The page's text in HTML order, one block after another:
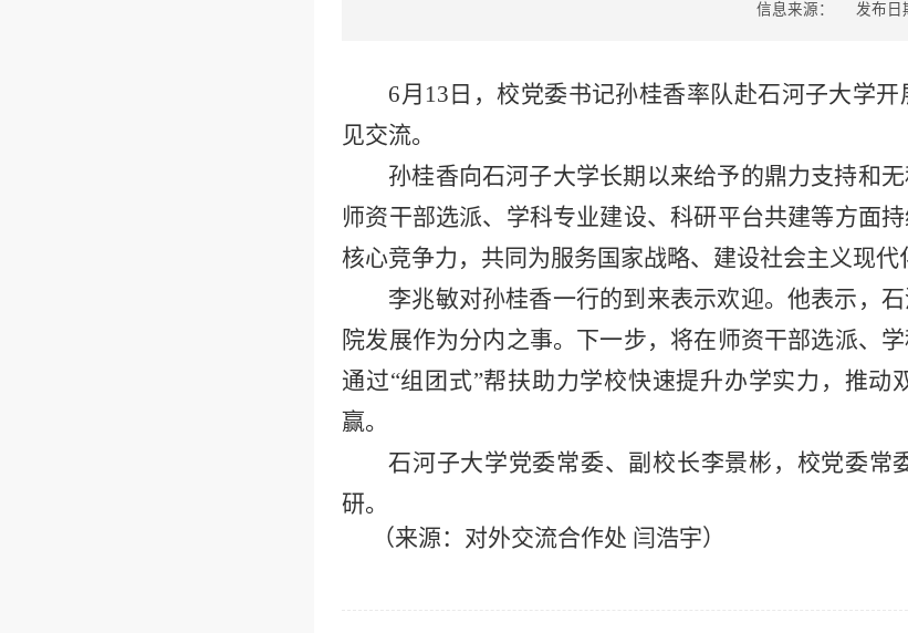
信息来源： 发布日
6月 13 日，校党委书记孙桂香率队赴石河子大学
见交流。
孙桂香向石河子大学长期以来给予的鼎力支持和
师资干部选派、学科专业建设、科研平台共建等方面
核心竞争力，共同为服务国家战略、建设社会主义现代
李兆敏对孙桂香一行的到来表示欢迎。他表示，
院发展作为分内之事。下一步，将在师资干部选派、
通过“组团式”帮扶助力学校快速提升办学实力，推动
赢。
石河子大学党委常委、副校长李景彬，校党委常
研。
（来源：对外交流合作处 闫浩宇）